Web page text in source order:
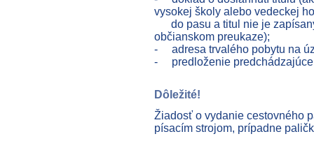
vysokej školy alebo vedeckej
do pasu a titul nie je
občianskom preukaze);
- adresa trvalého pobytu na
- predloženie
Dôležité!
Žiadosť o vydanie cestovného
písacím strojom, prípadne